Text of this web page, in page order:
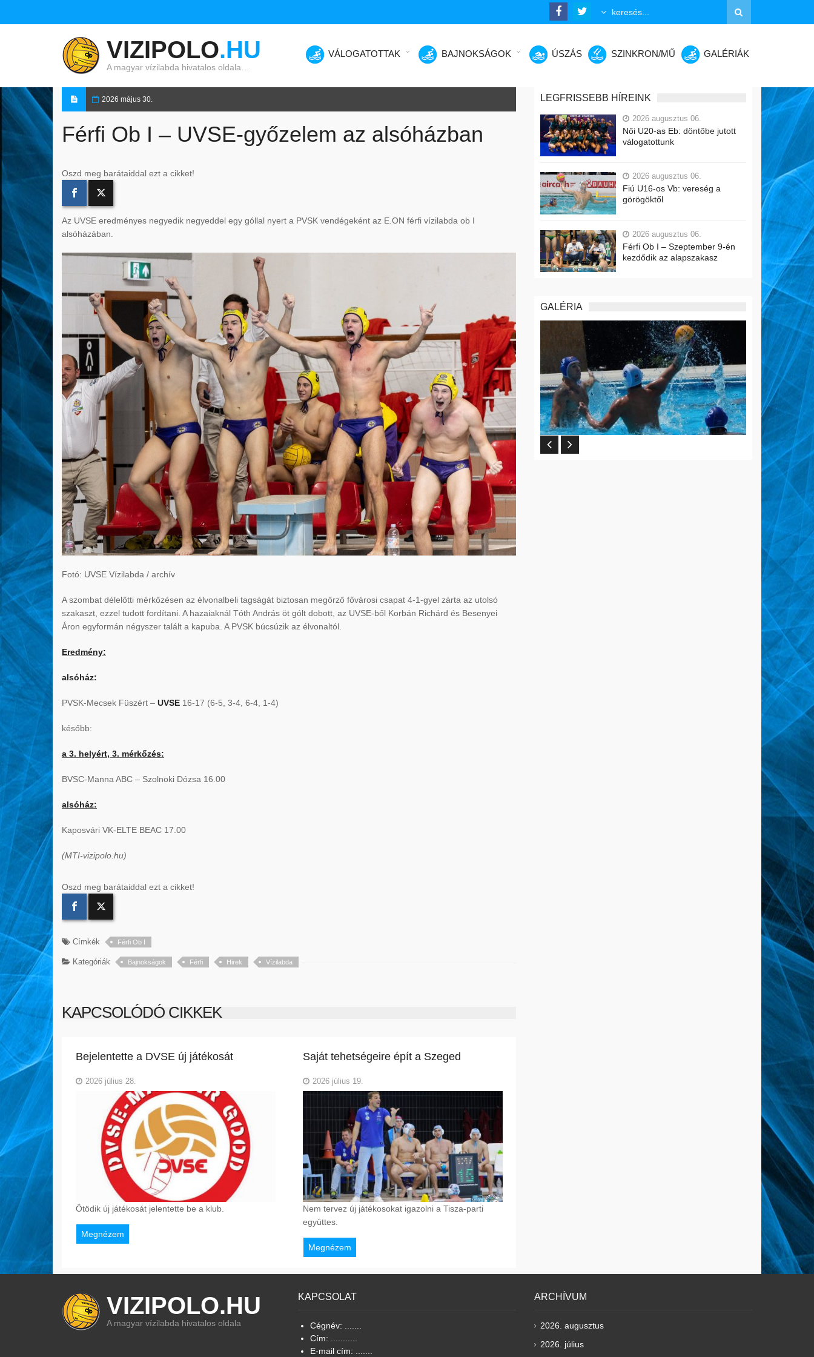
VIZIPOLO.HU
A magyar vízilabda hivatalos oldala…
VÁLOGATOTTAK BAJNOKSÁGOK ÚSZÁS SZINKRON/MŰ GALÉRIÁK
2026 május 30.
Férfi Ob I – UVSE-győzelem az alsóházban
Oszd meg barátaiddal ezt a cikket!
Az UVSE eredményes negyedik negyeddel egy góllal nyert a PVSK vendégeként az E.ON férfi vízilabda ob I
alsóházában.
Fotó: UVSE Vízilabda / archív
A szombat délelőtti mérkőzésen az élvonalbeli tagságát biztosan megőrző fővárosi csapat 4-1-gyel zárta az utolsó
szakaszt, ezzel tudott fordítani. A hazaiaknál Tóth András öt gólt dobott, az UVSE-ből Korbán Richárd és Besenyei
Áron egyformán négyszer talált a kapuba. A PVSK búcsúzik az élvonaltól.
Eredmény:
alsóház:
PVSK-Mecsek Füszért – UVSE 16-17 (6-5, 3-4, 6-4, 1-4)
később:
a 3. helyért, 3. mérkőzés:
BVSC-Manna ABC – Szolnoki Dózsa 16.00
alsóház:
Kaposvári VK-ELTE BEAC 17.00
(MTI-vizipolo.hu)
Oszd meg barátaiddal ezt a cikket!
Címkék Férfi Ob I
Kategóriák Bajnokságok Férfi Hirek Vízilabda
KAPCSOLÓDÓ CIKKEK
Bejelentette a DVSE új játékosát
2026 július 28.
Ötödik új játékosát jelentette be a klub.
Megnézem
Saját tehetségeire épít a Szeged
2026 július 19.
Nem tervez új játékosokat igazolni a Tisza-parti
együttes.
Megnézem
LEGFRISSEBB HÍREINK
2026 augusztus 06.
Női U20-as Eb: döntőbe jutott
válogatottunk
2026 augusztus 06.
Fiú U16-os Vb: vereség a
görögöktől
2026 augusztus 06.
Férfi Ob I – Szeptember 9-én
kezdődik az alapszakasz
GALÉRIA
VIZIPOLO.HU
A magyar vízilabda hivatalos oldala
KAPCSOLAT
Cégnév: .......
Cím: ...........
E-mail cím: .......
ARCHÍVUM
2026. augusztus
2026. július